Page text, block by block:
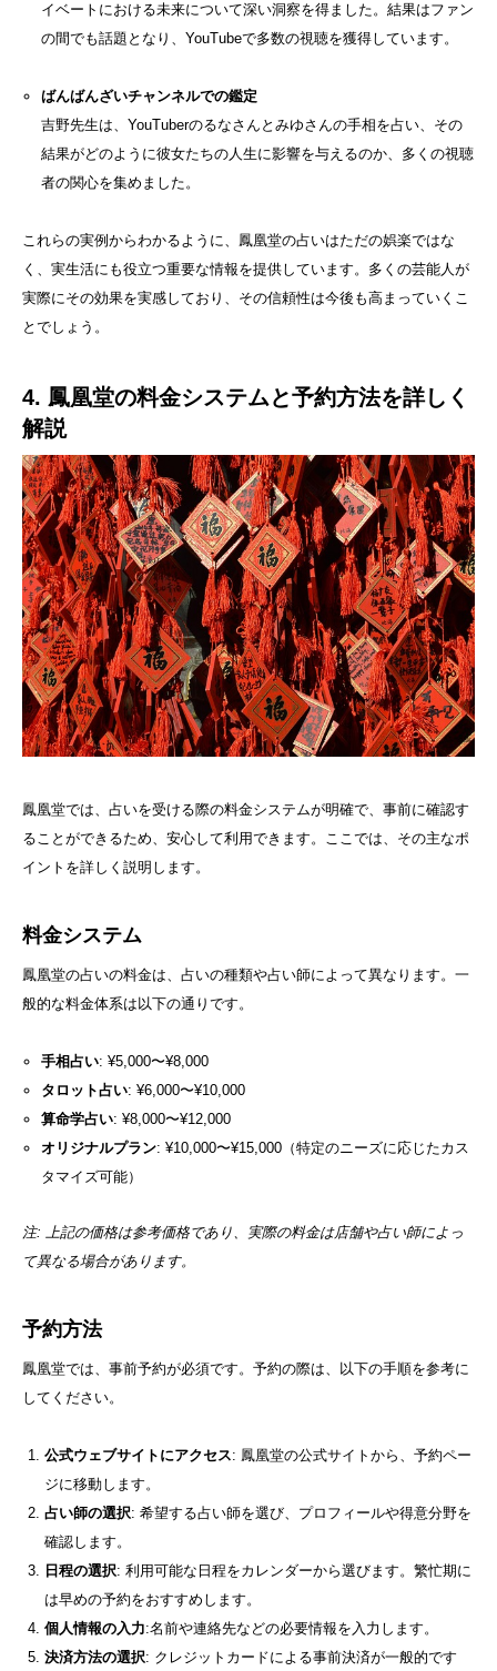
イベートにおける未来について深い洞察を得ました。結果はファン
の間でも話題となり、YouTubeで多数の視聴を獲得しています。
ばんばんざいチャンネルでの鑑定
吉野先生は、YouTuberのるなさんとみゆさんの手相を占い、その
結果がどのように彼女たちの人生に影響を与えるのか、多くの視聴
者の関心を集めました。
これらの実例からわかるように、鳳凰堂の占いはただの娯楽ではな
く、実生活にも役立つ重要な情報を提供しています。多くの芸能人が
実際にその効果を実感しており、その信頼性は今後も高まっていくこ
とでしょう。
4. 鳳凰堂の料金システムと予約方法を詳しく
解説
鳳凰堂では、占いを受ける際の料金システムが明確で、事前に確認す
ることができるため、安心して利用できます。ここでは、その主なポ
イントを詳しく説明します。
料金システム
鳳凰堂の占いの料金は、占いの種類や占い師によって異なります。一
般的な料金体系は以下の通りです。
手相占い: ¥5,000〜¥8,000
タロット占い: ¥6,000〜¥10,000
算命学占い: ¥8,000〜¥12,000
オリジナルプラン: ¥10,000〜¥15,000（特定のニーズに応じたカス
タマイズ可能）
注: 上記の価格は参考価格であり、実際の料金は店舗や占い師によっ
て異なる場合があります。
予約方法
鳳凰堂では、事前予約が必須です。予約の際は、以下の手順を参考に
してください。
公式ウェブサイトにアクセス: 鳳凰堂の公式サイトから、予約ペー
ジに移動します。
占い師の選択: 希望する占い師を選び、プロフィールや得意分野を
確認します。
日程の選択: 利用可能な日程をカレンダーから選びます。繁忙期に
は早めの予約をおすすめします。
個人情報の入力:名前や連絡先などの必要情報を入力します。
決済方法の選択: クレジットカードによる事前決済が一般的です